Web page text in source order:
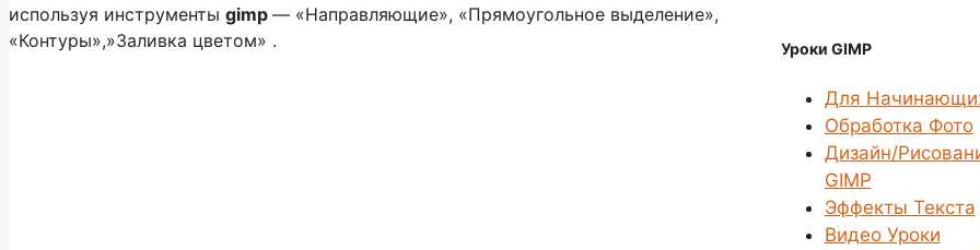
используя инструменты gimp — «Направляющие», «Прямоугольное выделение»,
«Контуры»,»Заливка цветом» .
Уроки GIMP
Для
Обработка Фото
Дизайн/
GIMP
Эффекты Текста
Видео Уроки